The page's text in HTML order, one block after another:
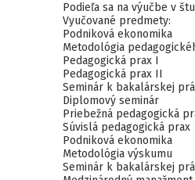
Podieľa sa na výučbe v
Vyučované predmety:
Podniková ekonomika
Metodológia
Pedagogická prax I
Pedagogická prax II
Seminár k bakalárskej
Diplomový seminár
Priebežná pedagogická
Súvislá pedagogická prax
Podniková ekonomika
Metodológia výskumu
Seminár k bakalárskej